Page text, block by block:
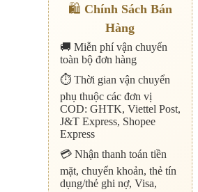
🛍️ Chính Sách Bán
Hàng
🚚 Miễn phí vận chuyển
toàn bộ đơn hàng
⏱️ Thời gian vận chuyển
phụ thuộc các đơn vị
COD: GHTK, Viettel Post,
J&T Express, Shopee
Express
💳 Nhận thanh toán tiền
mặt, chuyển khoản, thẻ tín
dụng/thẻ ghi nợ, Visa,